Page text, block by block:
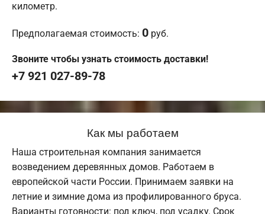
километр.
Предполагаемая стоимость: 0 руб.
Звоните чтобы узнать стоимость доставки!
+7 921 027-89-78
Как мы работаем
Наша строительная компания занимается
возведением деревянных домов. Работаем в
европейской части России. Принимаем заявки на
летние и зимние дома из профилированного бруса.
Варианты готовности: под ключ, под усадку. Срок